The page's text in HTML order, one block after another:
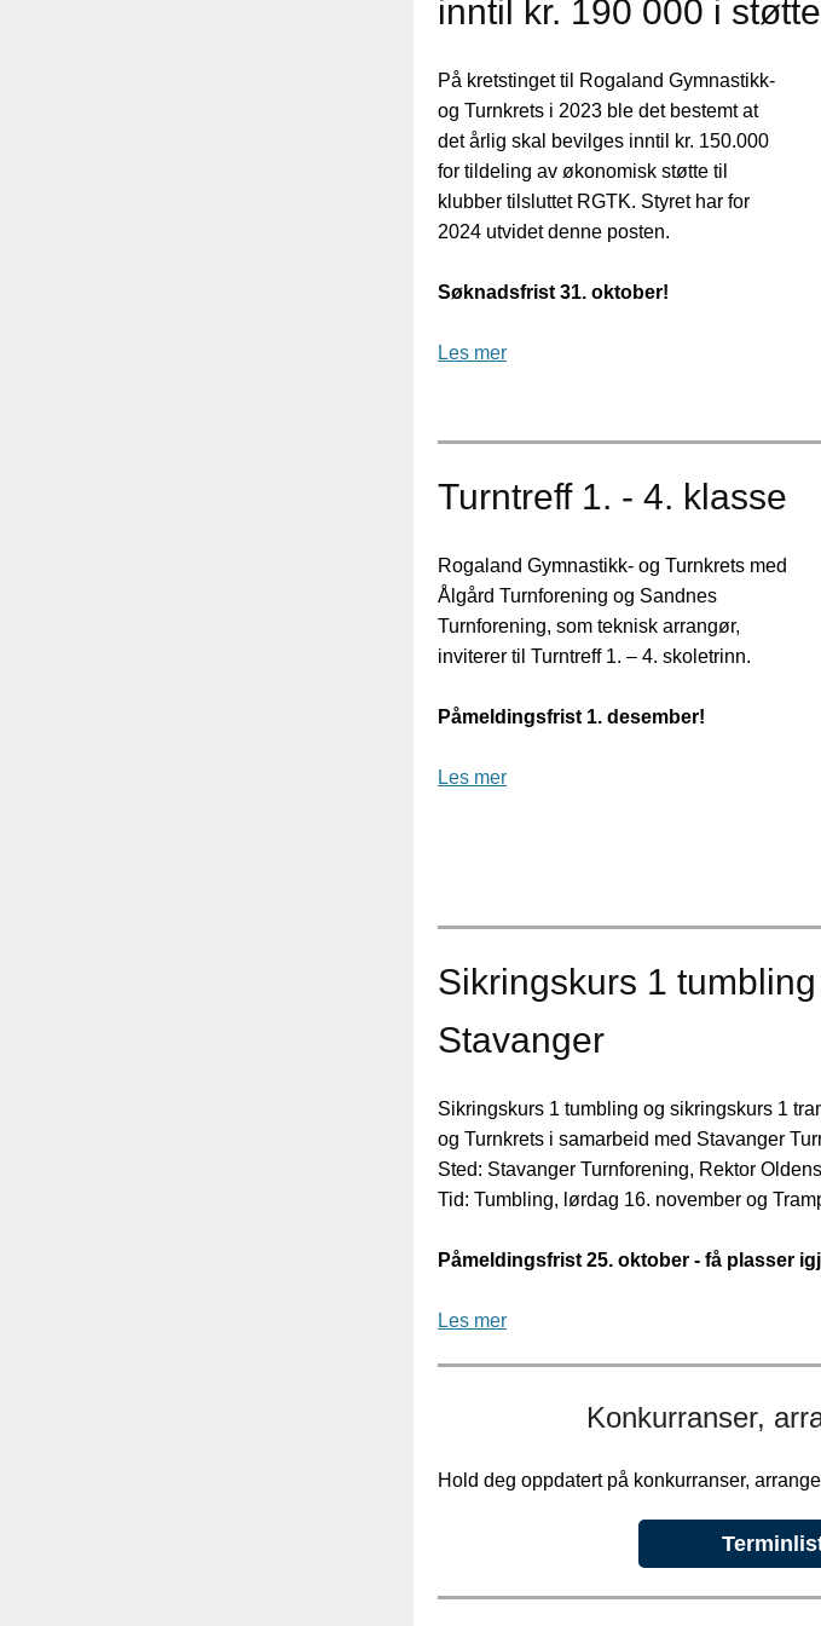
inntil kr. 190 000 i
På kretstinget til Rogaland Gymnastikk-
og Turnkrets i 2023 ble det bestemt at
det årlig skal bevilges inntil kr. 150.000
for tildeling av økonomisk støtte til
klubber tilsluttet RGTK. Styret har for
2024 utvidet denne posten.
Søknadsfrist 31. oktober!
Les mer
Turntreff 1. - 4. klasse
Rogaland Gymnastikk- og Turnkrets med
Ålgård Turnforening og Sandnes
Turnforening, som teknisk arrangør,
inviterer til Turntreff 1. – 4. skoletrinn.
Påmeldingsfrist 1. desember!
Les mer
Sikringskurs 1
Stavanger
Sikringskurs 1 tumbling og sikringskurs 1
og Turnkrets i samarbeid med Stavanger
Sted: Stavanger Turnforening, Rektor
Tid: Tumbling, lørdag 16. november og
Påmeldingsfrist 25. oktober - få plasser
Les mer
Konkurranser,
Hold deg oppdatert på konkurranser,